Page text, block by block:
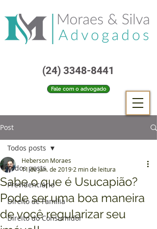
Fale com o advogado
(24) 3348-8441
Post
Todos posts
Previdenciário
Direito de Família
Direito do Consumidor
Todos posts
Sabe o que é Usucapião?
Pode ser uma boa maneira
de você regularizar seu
Heberson Moraes
11 de jan. de 2019 2 min de leitura